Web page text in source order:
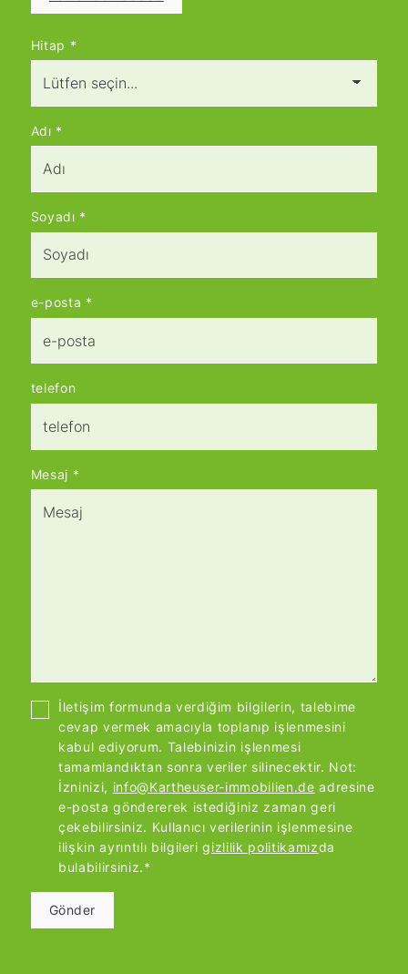
Hitap *
Adı *
Soyadı *
e-posta *
telefon
Mesaj *
İletişim formunda verdiğim bilgilerin, talebime
cevap vermek amacıyla toplanıp işlenmesini
kabul ediyorum. Talebinizin işlenmesi
tamamlandıktan sonra veriler silinecektir. Not:
İzninizi, info@Kartheuser-immobilien.de adresine
e-posta göndererek istediğiniz zaman geri
çekebilirsiniz. Kullanıcı verilerinin işlenmesine
ilişkin ayrıntılı bilgilerigizlilik politikamızda
bulabilirsiniz.*
Gönder